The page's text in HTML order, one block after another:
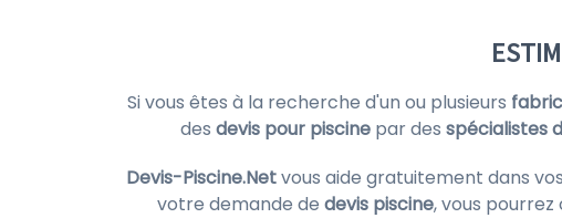
Si vous êtes à la recherche d'un ou plusieurs
des devis pour piscine par des spécialistes
Devis-Piscine.Netvous aide gratuitement dans
votre demande de devis piscine, vous